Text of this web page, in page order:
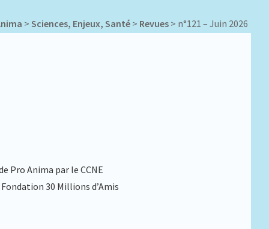
> Sciences, Enjeux, Santé > Revues > n°121 – Juin 2026
Pro Anima par le CCNE
Fondation 30 Millions d’Amis